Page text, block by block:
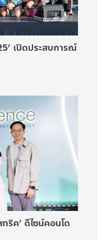
เปิดประสบการณ์
ริค’ ดีไซน์คอนโด